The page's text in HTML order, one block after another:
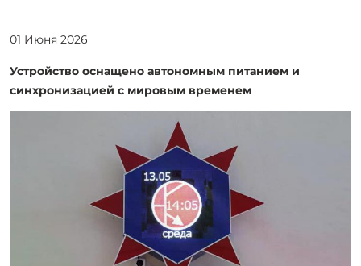
01 Июня 2026
Устройство оснащено автономным питанием и
синхронизацией с мировым временем